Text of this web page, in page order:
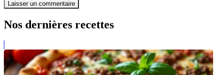
Nos dernières recettes